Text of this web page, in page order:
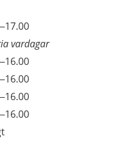
vardagar